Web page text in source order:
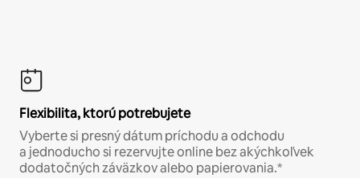
Flexibilita, ktorú potrebujete
Vyberte si presný dátum príchodu a odchodu
a jednoducho si rezervujte online bez akýchkoľvek
dodatočných záväzkov alebo papierovania.*